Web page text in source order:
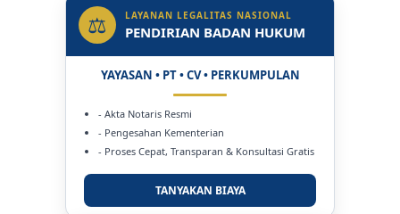
⚖ LAYANAN LEGALITAS NASIONAL
PENDIRIAN BADAN HUKUM
YAYASAN • PT • CV • PERKUMPULAN
- Akta Notaris Resmi
- Pengesahan Kementerian
- Proses Cepat, Transparan & Konsultasi Gratis
TANYAKAN BIAYA